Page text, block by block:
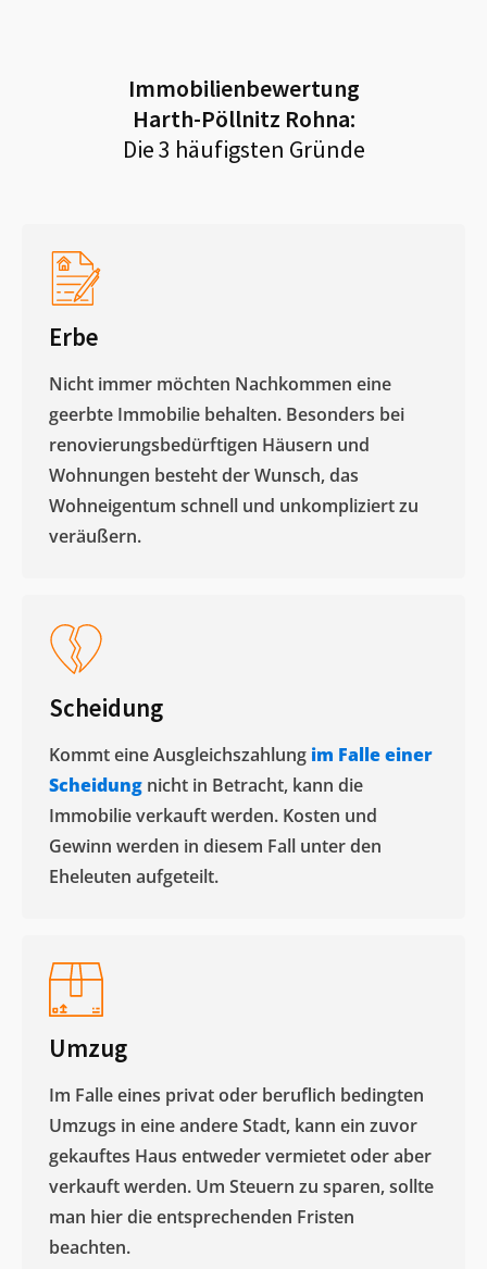
Immobilienbewertung
Harth-Pöllnitz Rohna:
Die 3 häufigsten Gründe
Erbe
Nicht immer möchten Nachkommen eine
geerbte Immobilie behalten. Besonders bei
renovierungsbedürftigen Häusern und
Wohnungen besteht der Wunsch, das
Wohneigentum schnell und unkompliziert zu
veräußern. ​
Scheidung
Kommt eine Ausgleichszahlung im Falle einer
Scheidung nicht in Betracht, kann die
Immobilie verkauft werden. Kosten und
Gewinn werden in diesem Fall unter den
Eheleuten aufgeteilt.​
Umzug
Im Falle eines privat oder beruflich bedingten
Umzugs in eine andere Stadt, kann ein zuvor
gekauftes Haus entweder vermietet oder aber
verkauft werden. Um Steuern zu sparen, sollte
man hier die entsprechenden Fristen
beachten.